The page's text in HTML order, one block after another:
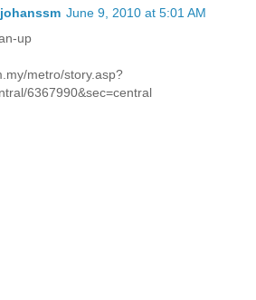
June 9, 2010 at 5:01 AM
up
metro/story.asp?
6367990&sec=central